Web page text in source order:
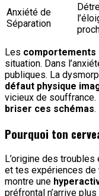
Anxiété de
Séparation
Les comportements
situation. Dans
publiques. La
défaut physique
vicieux de souffrance.
briser ces schémas.
Pourquoi ton
L’origine des
et tes expériences de
montre une
préfrontal n’arrive